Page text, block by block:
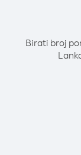
Birati broj